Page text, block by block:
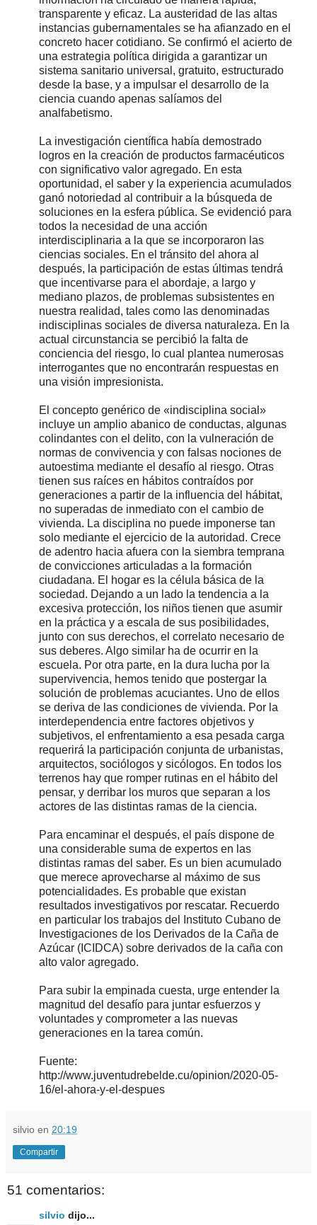
transparente y eficaz. La austeridad de las altas
instancias gubernamentales se ha afianzado en el
concreto hacer cotidiano. Se confirmó el acierto de
una estrategia política dirigida a garantizar un
sistema sanitario universal, gratuito, estructurado
desde la base, y a impulsar el desarrollo de la
ciencia cuando apenas salíamos del
analfabetismo.
La investigación científica había demostrado
logros en la creación de productos farmacéuticos
con significativo valor agregado. En esta
oportunidad, el saber y la experiencia acumulados
ganó notoriedad al contribuir a la búsqueda de
soluciones en la esfera pública. Se evidenció para
todos la necesidad de una acción
interdisciplinaria a la que se incorporaron las
ciencias sociales. En el tránsito del ahora al
después, la participación de estas últimas tendrá
que incentivarse para el abordaje, a largo y
mediano plazos, de problemas subsistentes en
nuestra realidad, tales como las denominadas
indisciplinas sociales de diversa naturaleza. En la
actual circunstancia se percibió la falta de
conciencia del riesgo, lo cual plantea numerosas
interrogantes que no encontrarán respuestas en
una visión impresionista.
El concepto genérico de «indisciplina social»
incluye un amplio abanico de conductas, algunas
colindantes con el delito, con la vulneración de
normas de convivencia y con falsas nociones de
autoestima mediante el desafío al riesgo. Otras
tienen sus raíces en hábitos contraídos por
generaciones a partir de la influencia del hábitat,
no superadas de inmediato con el cambio de
vivienda. La disciplina no puede imponerse tan
solo mediante el ejercicio de la autoridad. Crece
de adentro hacia afuera con la siembra temprana
de convicciones articuladas a la formación
ciudadana. El hogar es la célula básica de la
sociedad. Dejando a un lado la tendencia a la
excesiva protección, los niños tienen que asumir
en la práctica y a escala de sus posibilidades,
junto con sus derechos, el correlato necesario de
sus deberes. Algo similar ha de ocurrir en la
escuela. Por otra parte, en la dura lucha por la
supervivencia, hemos tenido que postergar la
solución de problemas acuciantes. Uno de ellos
se deriva de las condiciones de vivienda. Por la
interdependencia entre factores objetivos y
subjetivos, el enfrentamiento a esa pesada carga
requerirá la participación conjunta de urbanistas,
arquitectos, sociólogos y sicólogos. En todos los
terrenos hay que romper rutinas en el hábito del
pensar, y derribar los muros que separan a los
actores de las distintas ramas de la ciencia.
Para encaminar el después, el país dispone de
una considerable suma de expertos en las
distintas ramas del saber. Es un bien acumulado
que merece aprovecharse al máximo de sus
potencialidades. Es probable que existan
resultados investigativos por rescatar. Recuerdo
en particular los trabajos del Instituto Cubano de
Investigaciones de los Derivados de la Caña de
Azúcar (ICIDCA) sobre derivados de la caña con
alto valor agregado.
Para subir la empinada cuesta, urge entender la
magnitud del desafío para juntar esfuerzos y
voluntades y comprometer a las nuevas
generaciones en la tarea común.
Fuente:
http://www.juventudrebelde.cu/opinion/2020-05-
16/el-ahora-y-el-despues
silvio en 20:19
Compartir
51 comentarios:
silvio dijo...